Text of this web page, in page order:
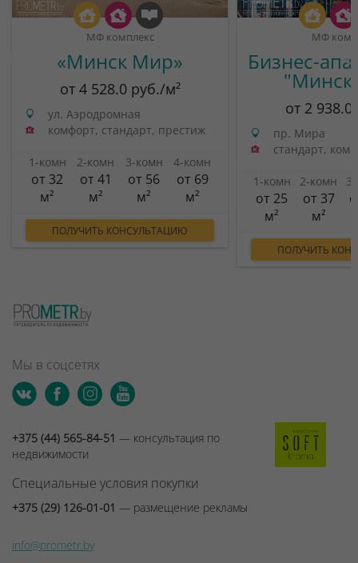
МФ комплекс
«Минск Мир»
от 4 528.0 руб./м²
ул. Аэродромная
комфорт, стандарт, престиж
1-комн
от 32
м²
2-комн
от 41
м²
3-комн
от 56
м²
4-комн
от 69
м²
ПОЛУЧИТЬ КОНСУЛЬТАЦИЮ
МФ
Бизнес-
от 2
пр. Мира
стандарт,
1-комн
от 25
м²
2-комн
от 37
м²
ПОЛУЧИТЬ
Мы в соцсетях
+375 (44) 565-84-51 — консультация по
недвижимости
Специальные условия покупки
+375 (29) 126-01-01 — размещение рекламы
info@prometr.by